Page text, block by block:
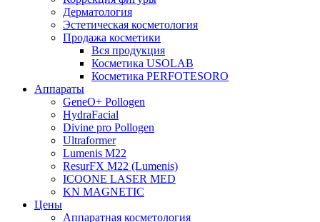
Дерматология
Эстетическая косметология
Продажа косметики
Вся продукция
Косметика USOLAB
Косметика PERFOTESORO
Аппараты
GeneO+ Pollogen
HydraFacial
Divine pro Pollogen
Ultraformer
Lumenis M22
ResurFX М22 (Lumenis)
ICOONE LASER MED
KN MAGNETIC
Цены
Аппаратная косметология